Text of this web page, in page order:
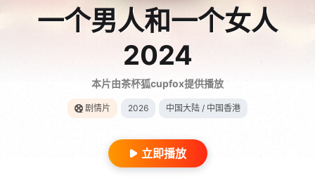
一个男人和一个女人
2024
本片由茶杯狐cupfox提供播放
剧情片 2026 中国大陆 / 中国香港
立即播放